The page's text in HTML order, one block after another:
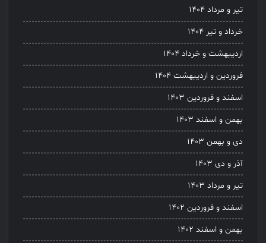
تیر و مرداد ۱۴۰۴
خرداد و تیر ۱۴۰۴
اردیبهشت و خرداد ۱۴۰۴
فروردین و اردیبهشت ۱۴۰۴
اسفند و فروردین ۱۴۰۳
بهمن و اسفند ۱۴۰۳
دی و بهمن ۱۴۰۳
آذر و دی ۱۴۰۳
تیر و مرداد ۱۴۰۳
اسفند و فروردین ۱۴۰۲
بهمن و اسفند ۱۴۰۲